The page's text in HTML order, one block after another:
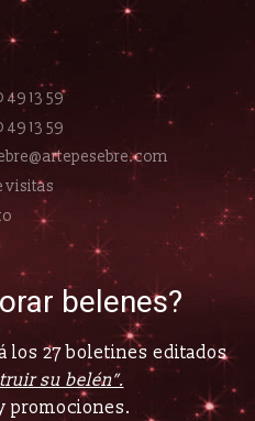
49 13 59
49 13 59
visitas
belenes?
los 27 boletines editados
su belén”.
promociones.